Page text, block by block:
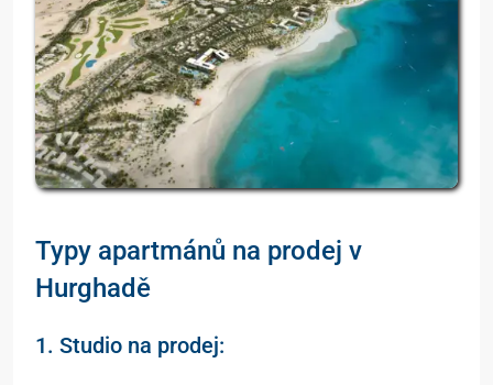
Typy apartmánů na prodej v
Hurghadě
1. Studio na prodej: